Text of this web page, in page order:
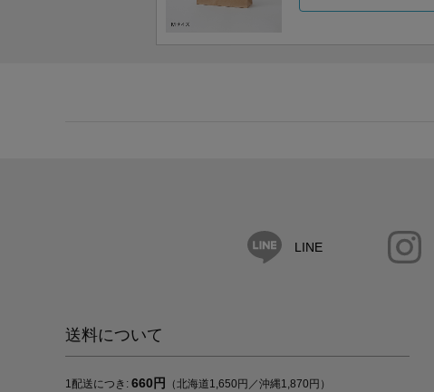
LINE
送料について
1配送につき: 660円
（北海道1,650円／沖縄1,870円）